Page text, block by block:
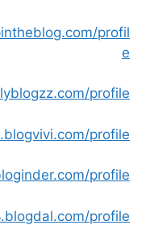
profil
e
profile
profile
profile
profile